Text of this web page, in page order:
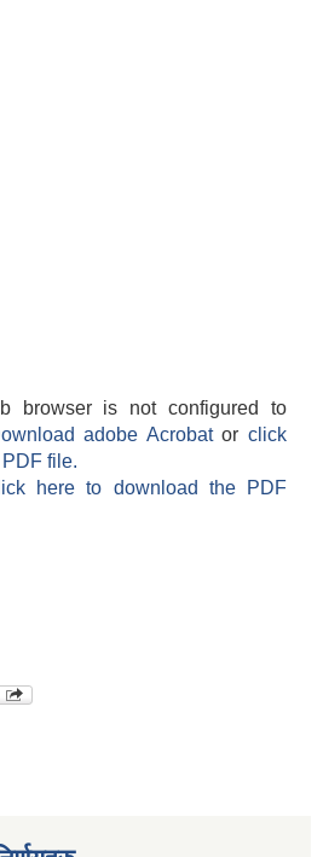
browser is not configured to
adobe Acrobatorclick
file.
here to download the PDF